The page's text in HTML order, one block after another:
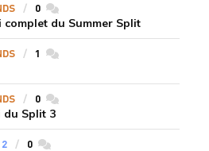
0commentaires
complet du Summer Split
1 commentaires
0commentaires
du Split 3
0commentaires